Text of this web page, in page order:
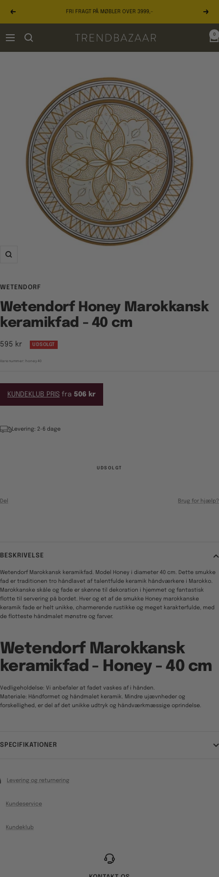
Forrige FRI FRAGT PÅ MØBLER OVER 3999,-
Navigation TRENDBAZAAR
0
Zoom
WETENDORF
Wetendorf Honey Marokkansk
keramikfad - 40 cm
Tilbudspris
595 kr UDSOLGT
Varenummer: honey40
KUNDEKLUB PRIS fra 506 kr
Levering: 2-6 dage
UDSOLGT
Del Brug for hjælp?
BESKRIVELSE
Wetendorf Marokkansk keramikfad. Model Honey i diameter 40 cm. Dette smukke
fad er traditionen tro håndlavet af talentfulde keramik håndværkere i Marokko.
Marokkanske skåle og fade er skønne til dekoration i hjemmet og fantastisk
flotte til servering på bordet. Hver og et af de smukke Honey marokkanske
keramik fade er helt unikke, charmerende rustikke og meget karakterfulde, med
de flotteste håndmalet mønstre og farver.
Wetendorf Marokkansk
keramikfad - Honey - 40 cm
Vedligeholdelse: Vi anbefaler at fadet vaskes af i hånden.
Materiale: Håndformet og håndmalet keramik. Mindre ujævnheder og
forskellighed, er del af det unikke udtryk og håndværkmæssige oprindelse.
SPECIFIKATIONER
Levering og returnering
Kundeservice
Kundeklub